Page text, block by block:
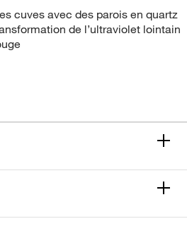
cuves avec des parois en quartz
de l’ultraviolet lointain